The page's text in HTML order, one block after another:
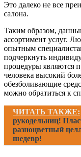
Это далеко не все
салона.
Таким образом,
ассортимент услуг.
опытным
подчеркнуть
процедуры являются
человека высокий
обезболивающие
можно обратиться к
ЧИТАТЬ ТАКЖЕ:
рукодельниц!
разноцветный
шедевр!